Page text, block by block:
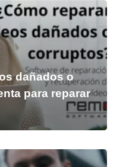
dañados o
para reparar